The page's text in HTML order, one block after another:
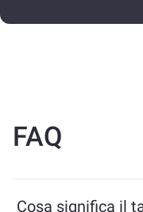
FAQ
Cosa significa il